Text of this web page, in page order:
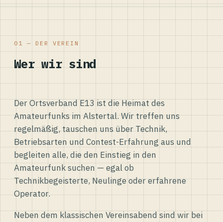
01 — DER VEREIN
Wer wir sind
Der Ortsverband E13 ist die Heimat des
Amateurfunks im Alstertal. Wir treffen uns
regelmäßig, tauschen uns über Technik,
Betriebsarten und Contest-Erfahrung aus und
begleiten alle, die den Einstieg in den
Amateurfunk suchen — egal ob
Technikbegeisterte, Neulinge oder erfahrene
Operator.
Neben dem klassischen Vereinsabend sind wir bei